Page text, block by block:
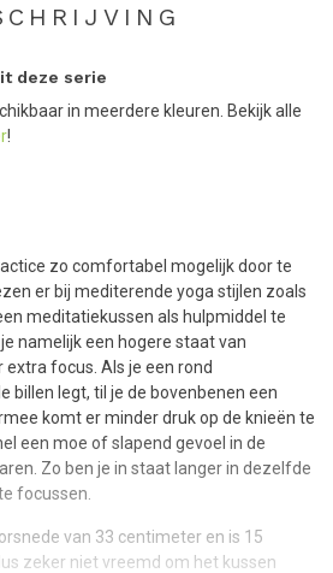
deze serie
in meerdere kleuren. Bekijk alle
!
zo comfortabel mogelijk door te
er bij mediterende yoga stijlen zoals
meditatiekussen als hulpmiddel te
namelijk een hogere staat van
focus. Als je een rond
billen legt, til je de bovenbenen een
komt er minder druk op de knieën te
een moe of slapend gevoel in de
Zo ben je in staat langer in dezelfde
focussen.
van 33 centimeter en is 15
zeker niet vreemd om het kussen